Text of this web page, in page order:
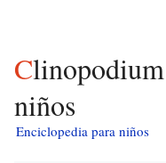
Clinopodium brownei para
niños
Enciclopedia para niños